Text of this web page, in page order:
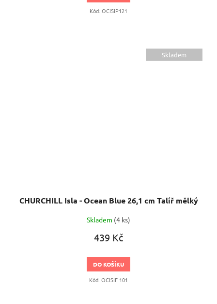
Kód: OCISIP121
Skladem
CHURCHILL Isla - Ocean Blue 26,1 cm Talíř mělký
Skladem (4 ks)
439 Kč
DO KOŠÍKU
Kód: OCISIF 101